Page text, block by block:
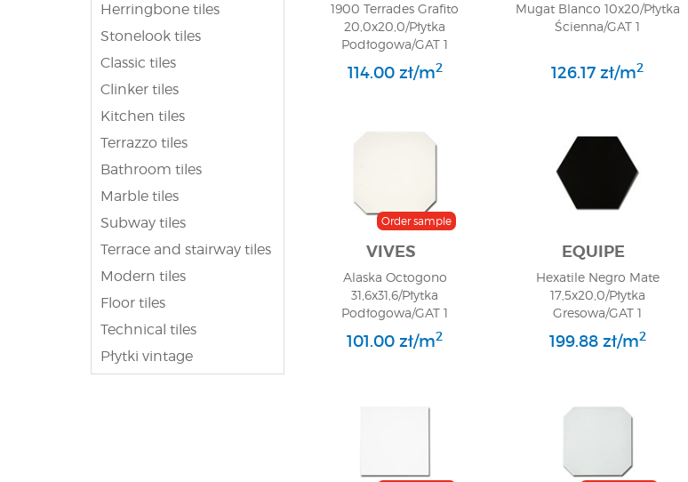
Herringbone tiles
Stonelook tiles
Classic tiles
Clinker tiles
Kitchen tiles
Terrazzo tiles
Bathroom tiles
Marble tiles
Subway tiles
Terrace and stairway tiles
Modern tiles
Floor tiles
Technical tiles
Płytki vintage
1900 Terrades Grafito
20,0x20,0/Płytka
Podłogowa/GAT 1
114.00 zł/m2
Mugat Blanco 10x20/Płytka
Ścienna/GAT 1
126.17 zł/m2
Order sample
VIVES
Alaska Octogono
31,6x31,6/Płytka
Podłogowa/GAT 1
101.00 zł/m2
EQUIPE
Hexatile Negro Mate
17,5x20,0/Płytka
Gresowa/GAT 1
199.88 zł/m2